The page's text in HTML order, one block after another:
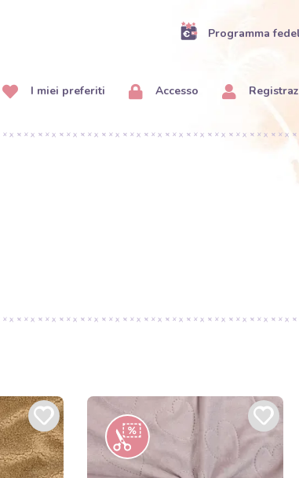
Programma
I miei preferiti Accesso